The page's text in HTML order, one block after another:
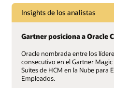
Insights de los analistas
Gartner posiciona a Oracle
Oracle nombrada entre los
consecutivo en el Gartner
Suites de HCM en la Nube para
Empleados.